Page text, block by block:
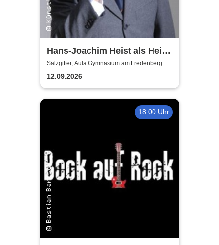
Hans-Joachim Heist als Heinz
Erhard - Noch'n Gedicht
Salzgitter, Aula Gymnasium am Fredenberg
12.09.2026
18:00 Uhr